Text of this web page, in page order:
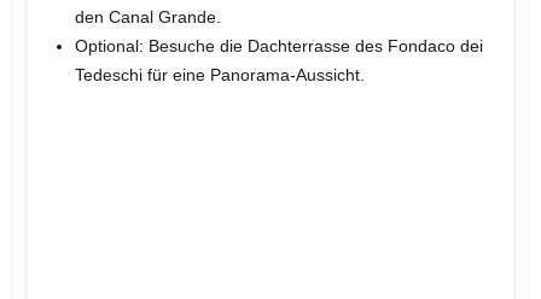
den Canal Grande.
Optional: Besuche die Dachterrasse des Fondaco dei
Tedeschi für eine Panorama-Aussicht.